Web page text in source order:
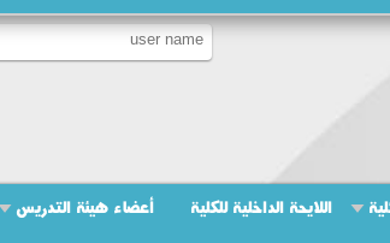
اللايحة الداخلية للكلية أعضاء هيئة التدريس